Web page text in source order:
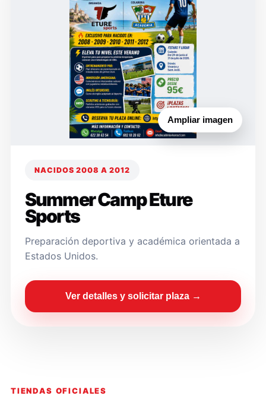
Ampliar imagen
NACIDOS 2008 A 2012
Summer Camp Eture
Sports
Preparación deportiva y académica orientada a
Estados Unidos.
Ver detalles y solicitar plaza →
TIENDAS OFICIALES